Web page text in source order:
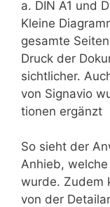
a. DIN A1 und
Kleine
gesamte
Druck der
sicht­licher.
von Signavio
tionen ergänzt
So sieht der
Anhieb,
wurde. Zudem
von der